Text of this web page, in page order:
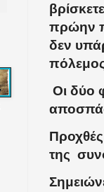
πρώην
δεν
Οι δύο
της